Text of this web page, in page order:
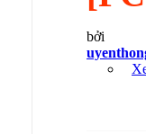
bởi